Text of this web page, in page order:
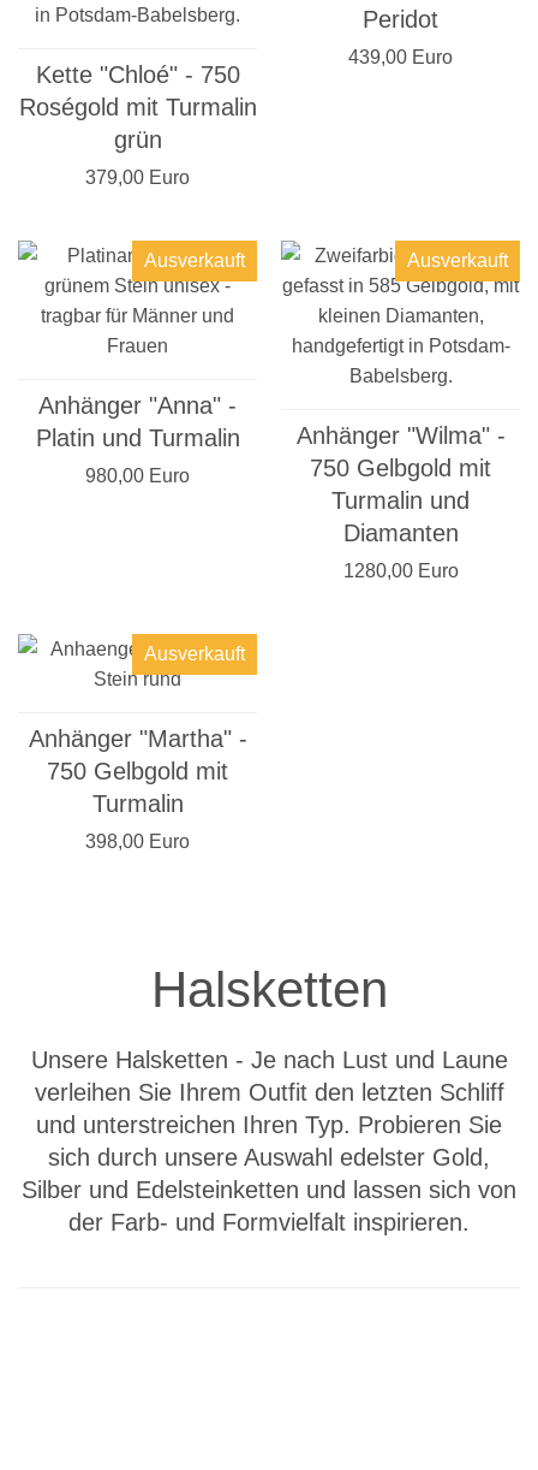
Kette "Chloé" - 750
Roségold mit Turmalin
grün
379,00 Euro
Peridot
439,00 Euro
Anhänger "Anna" -
Platin und Turmalin
Ausverkauft
980,00 Euro
Anhänger "Wilma" -
750 Gelbgold mit
Turmalin und
Diamanten
Ausverkauft
1280,00 Euro
Anhänger "Martha" -
750 Gelbgold mit
Turmalin
Ausverkauft
398,00 Euro
Halsketten
Unsere Halsketten - Je nach Lust und Laune
verleihen Sie Ihrem Outfit den letzten Schliff
und unterstreichen Ihren Typ. Probieren Sie
sich durch unsere Auswahl edelster Gold,
Silber und Edelsteinketten und lassen sich von
der Farb- und Formvielfalt inspirieren.